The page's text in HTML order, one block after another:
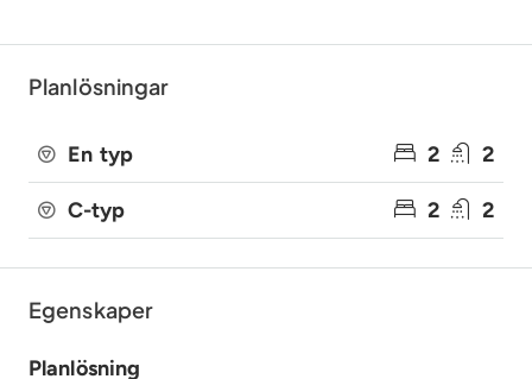
Planlösningar
En typ 2 2
C-typ 2 2
Egenskaper
Planlösning